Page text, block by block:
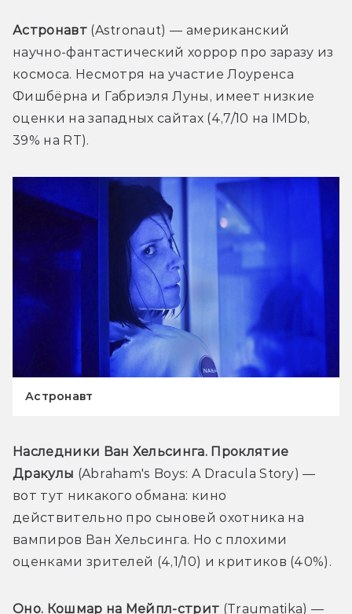
Астронавт (Astronaut) — американский
научно-фантастический хоррор про заразу из
космоса. Несмотря на участие Лоуренса
Фишбёрна и Габриэля Луны, имеет низкие
оценки на западных сайтах (4,7/10 на IMDb,
39% на RT).
Астронавт
Наследники Ван Хельсинга. Проклятие
Дракулы (Abraham's Boys: A Dracula Story) —
вот тут никакого обмана: кино
действительно про сыновей охотника на
вампиров Ван Хельсинга. Но с плохими
оценками зрителей (4,1/10) и критиков (40%).
Оно. Кошмар на Мейпл-стрит (Traumatika) —